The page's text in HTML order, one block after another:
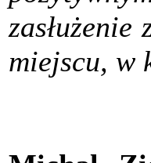
miejscu, w